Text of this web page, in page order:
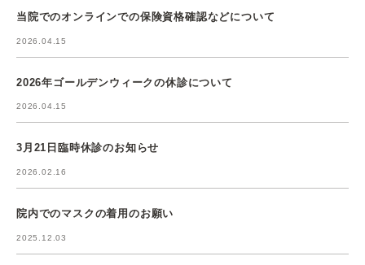
当院でのオンラインでの保険資格確認などについて
2026.04.15
2026年ゴールデンウィークの休診について
2026.04.15
3月21日臨時休診のお知らせ
2026.02.16
院内でのマスクの着用のお願い
2025.12.03